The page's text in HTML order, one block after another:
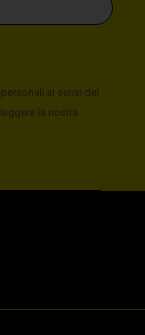
ai sensi del
la nostra